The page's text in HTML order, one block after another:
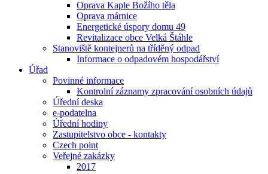
Oprava Kaple Božího těla
Oprava márnice
Energetické úspory domu 49
Revitalizace obce Velká Štáhle
Stanoviště kontejnerů na tříděný odpad
Informace o odpadovém hospodářství
Úřad
Povinné informace
Kontrolní záznamy zpracování osobních údajů
Úřední deska
e-podatelna
Úřední hodiny
Zastupitelstvo obce - kontakty
Czech point
Veřejné zakázky
2017